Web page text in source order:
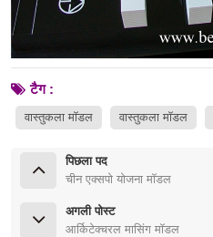
टैग :
वास्तुकला मॉडल वास्तुकला मॉडल
पिछला पद
चीन एक्सपो योजना मॉडल
अगली पोस्ट
आर्किटेक्चरल मासिंग मॉडल